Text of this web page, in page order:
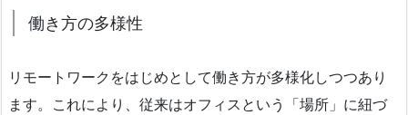
働き方の多様性
リモートワークをはじめとして働き方が多様化しつつあり
ます。これにより、従来はオフィスという「場所」に紐づ